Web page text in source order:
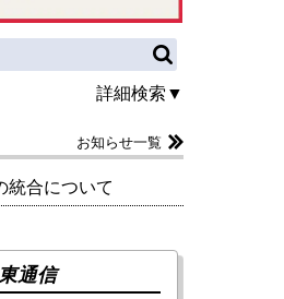
詳細検索▼
お知らせ一覧
統合について
通信